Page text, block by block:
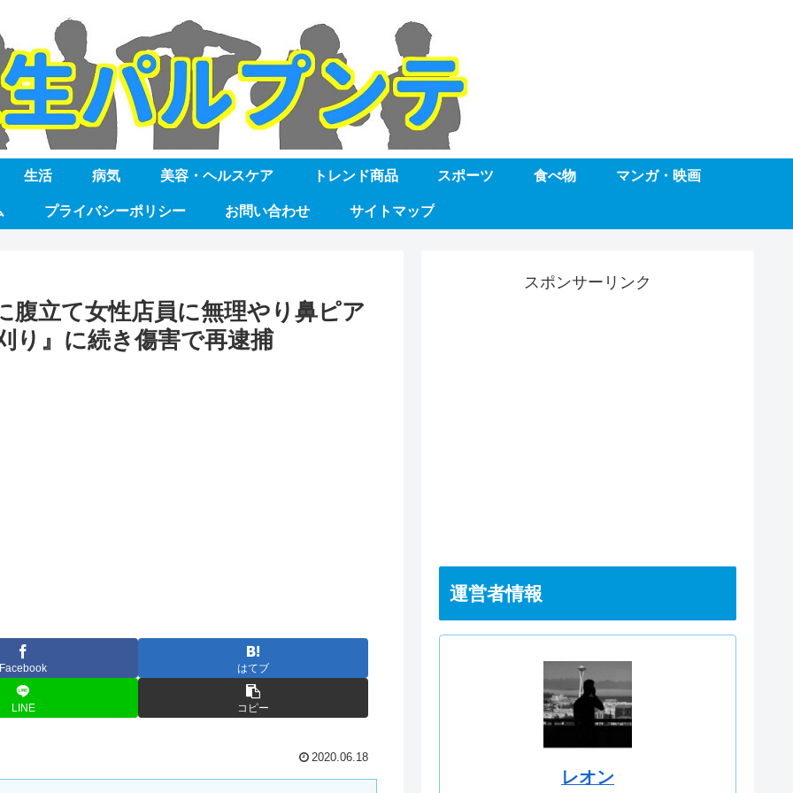
生活 病気 美容・ヘルスケア トレンド商品 スポーツ 食べ物 マンガ・映画
プライバシーポリシー お問い合わせ サイトマップ
腹立て女性店員に無理やり鼻ピア
り』に続き傷害で再逮捕
Facebook はてブ
LINE コピー
2020.06.18
スポンサーリンク
運営者情報
レオン